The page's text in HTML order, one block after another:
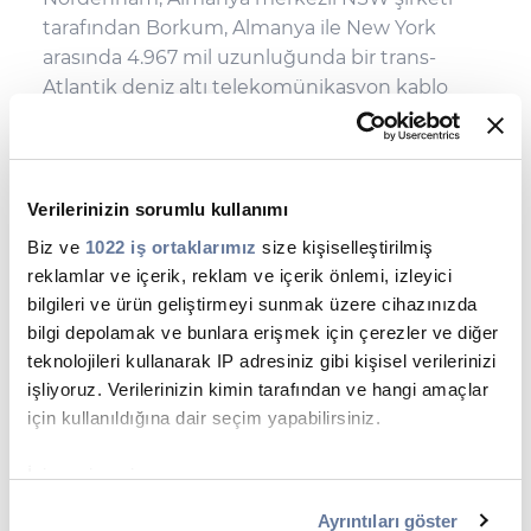
Verilerinizin sorumlu kullanımı
Biz ve 1022 iş ortaklarımız size kişiselleştirilmiş
reklamlar ve içerik, reklam ve içerik önlemi, izleyici
bilgileri ve ürün geliştirmeyi sunmak üzere cihazınızda
bilgi depolamak ve bunlara erişmek için çerezler ve diğer
teknolojileri kullanarak IP adresiniz gibi kişisel verilerinizi
işliyoruz. Verilerinizin kimin tarafından ve hangi amaçlar
için kullanıldığına dair seçim yapabilirsiniz.
İzin verirseniz, ayrıca:
Ayrıntıları göster
tarafından Borkum, Almanya ile New York
arasında 4.967 mil uzunluğunda bir trans-
Atlantik deniz altı telekomünikasyon kablo
İlk Yıllar